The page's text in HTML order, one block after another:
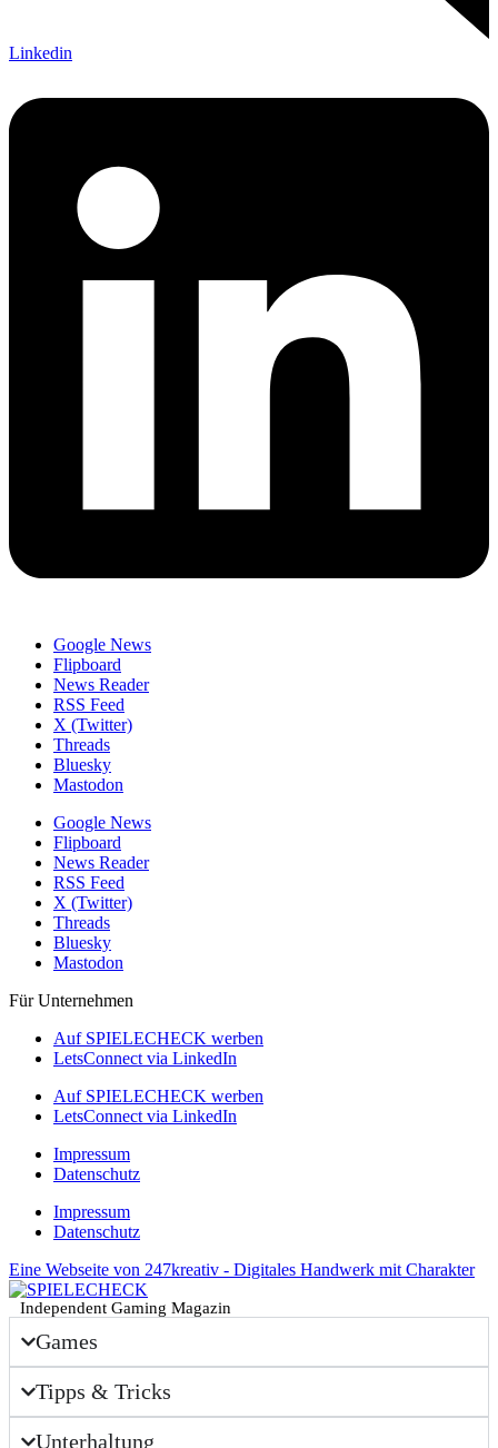
Linkedin
Google News
Flipboard
News Reader
RSS Feed
X (Twitter)
Threads
Bluesky
Mastodon
Google News
Flipboard
News Reader
RSS Feed
X (Twitter)
Threads
Bluesky
Mastodon
Für Unternehmen
Auf SPIELECHECK werben
LetsConnect via LinkedIn
Auf SPIELECHECK werben
LetsConnect via LinkedIn
Impressum
Datenschutz
Impressum
Datenschutz
Eine Webseite von 247kreativ - Digitales Handwerk mit Charakter
Independent Gaming Magazin
Games
Tipps & Tricks
Unterhaltung